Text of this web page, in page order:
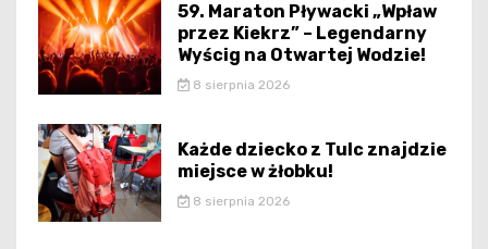
59. Maraton Pływacki „Wpław
przez Kiekrz” – Legendarny
Wyścig na Otwartej Wodzie!
8 sierpnia 2026
Każde dziecko z Tulc znajdzie
miejsce w żłobku!
8 sierpnia 2026